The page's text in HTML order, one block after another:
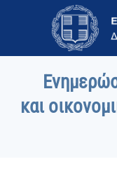
Skip to main
και